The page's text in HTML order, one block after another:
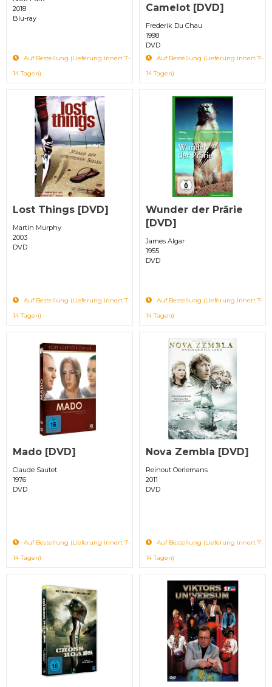
2018
Blu-ray
Auf Bestellung (Lieferung innert 7-
14 Tagen)
Camelot [DVD]
Frederik Du Chau
1998
DVD
Auf Bestellung (Lieferung innert 7-
14 Tagen)
Lost Things [DVD]
Martin Murphy
2003
DVD
Auf Bestellung (Lieferung innert 7-
14 Tagen)
Wunder der Prärie
[DVD]
James Algar
1955
DVD
Auf Bestellung (Lieferung innert 7-
14 Tagen)
Mado [DVD]
Claude Sautet
1976
DVD
Auf Bestellung (Lieferung innert 7-
14 Tagen)
Nova Zembla [DVD]
Reinout Oerlemans
2011
DVD
Auf Bestellung (Lieferung innert 7-
14 Tagen)